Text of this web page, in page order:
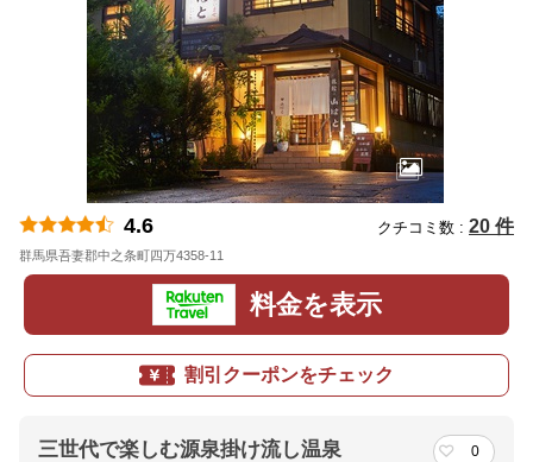
4.6 クチコミ数 : 20 件
群馬県吾妻郡中之条町四万4358-11
料金を表示
割引クーポンをチェック
三世代で楽しむ源泉掛け流し温泉 0